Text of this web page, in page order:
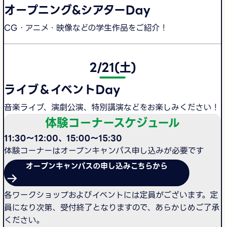
オープニング&シアターDay
CG・アニメ・映像などの学生作品をご紹介！
2/21(土)
ライブ＆イベントDay
音楽ライブ、演劇公演、特別講演などをお楽しみください！
体験コーナースケジュール
11:30～12:00、15:00～15:30
体験コーナーはオープンキャンパス申し込みが必要です
オープンキャンパスの申し込みこちらから
各ワークショップおよびイベントには定員がございます。定
員になり次第、受付終了となりますので、あらかじめご了承
ください。